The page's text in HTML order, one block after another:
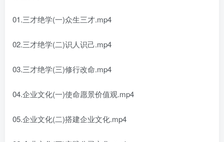
01.三才绝学(一)众生三才.mp4
02.三才绝学(二)识人识己.mp4
03.三才绝学(三)修行改命.mp4
04.企业文化(一)使命愿景价值观.mp4
05.企业文化(二)搭建企业文化.mp4